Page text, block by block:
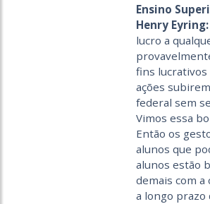
Ensino
Henry Eyring:
lucro a
fins lucrativos
ações
federal sem
Vimos essa
Então os
alunos que
alunos estão
demais com a
a longo prazo